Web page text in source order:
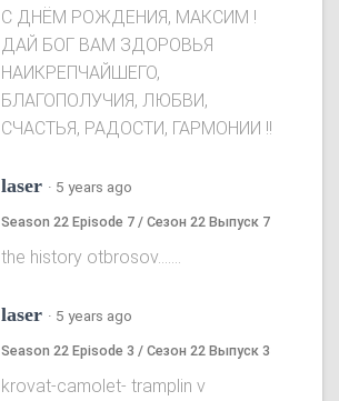
С ДНЁМ РОЖДЕНИЯ, МАКСИМ !
ДАЙ БОГ ВАМ ЗДОРОВЬЯ
НАИКРЕПЧАЙШЕГО,
БЛАГОПОЛУЧИЯ, ЛЮБВИ,
СЧАСТЬЯ, РАДОСТИ, ГАРМОНИИ !!
laser · 5 years ago
Season 22 Episode 7 / Сезон 22 Выпуск 7
the history otbrosov.......
laser · 5 years ago
Season 22 Episode 3 / Сезон 22 Выпуск 3
krovat-camolet- tramplin v